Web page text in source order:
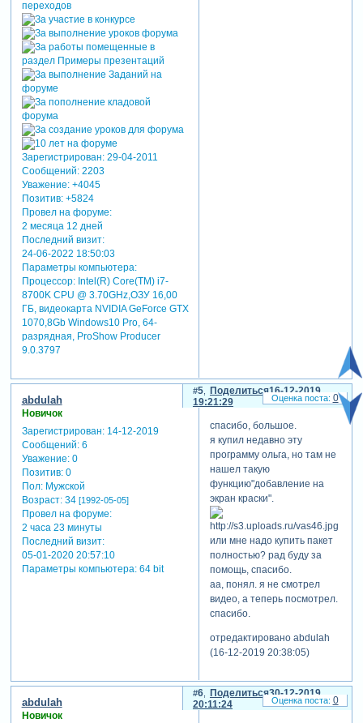
Зарегистрирован: 29-04-2011
Сообщений:2203
Уважение: +4045
Позитив: +5824
Провел на форуме:
2 месяца 12 дней
Последний визит:
24-06-2022 18:50:03
Параметры компьютера:
Процессор: Intel(R) Core(TM) i7-
8700K CPU @ 3.70GHz,ОЗУ 16,00
ГБ, видеокарта NVIDIA GeForce GTX
1070,8Gb Windows10 Pro, 64-
разрядная, ProShow Producer
9.0.3797
Поделиться
5
16-12-2019
19:21:29
abdulah
Новичок
Зарегистрирован: 14-12-2019
Сообщений:6
Уважение: 0
Позитив: 0
Пол:Мужской
Возраст:34 [1992-05-05]
Провел на форуме:
2 часа 23 минуты
Последний визит:
05-01-2020 20:57:10
Параметры компьютера:64 bit
cпасибо, большое.
я купил недавно эту
программу ольга, но там не
нашел такую
функцию"добавление на
экран краски".
или мне надо купить пакет
полностью? рад буду за
помощь, спасибо.
аа, понял. я не смотрел
видео, а теперь посмотрел.
спасибо.
отредактировано abdulah
(16-12-2019 20:38:05)
0
Поделиться
6
30-12-2019
20:11:24
abdulah
Новичок
0